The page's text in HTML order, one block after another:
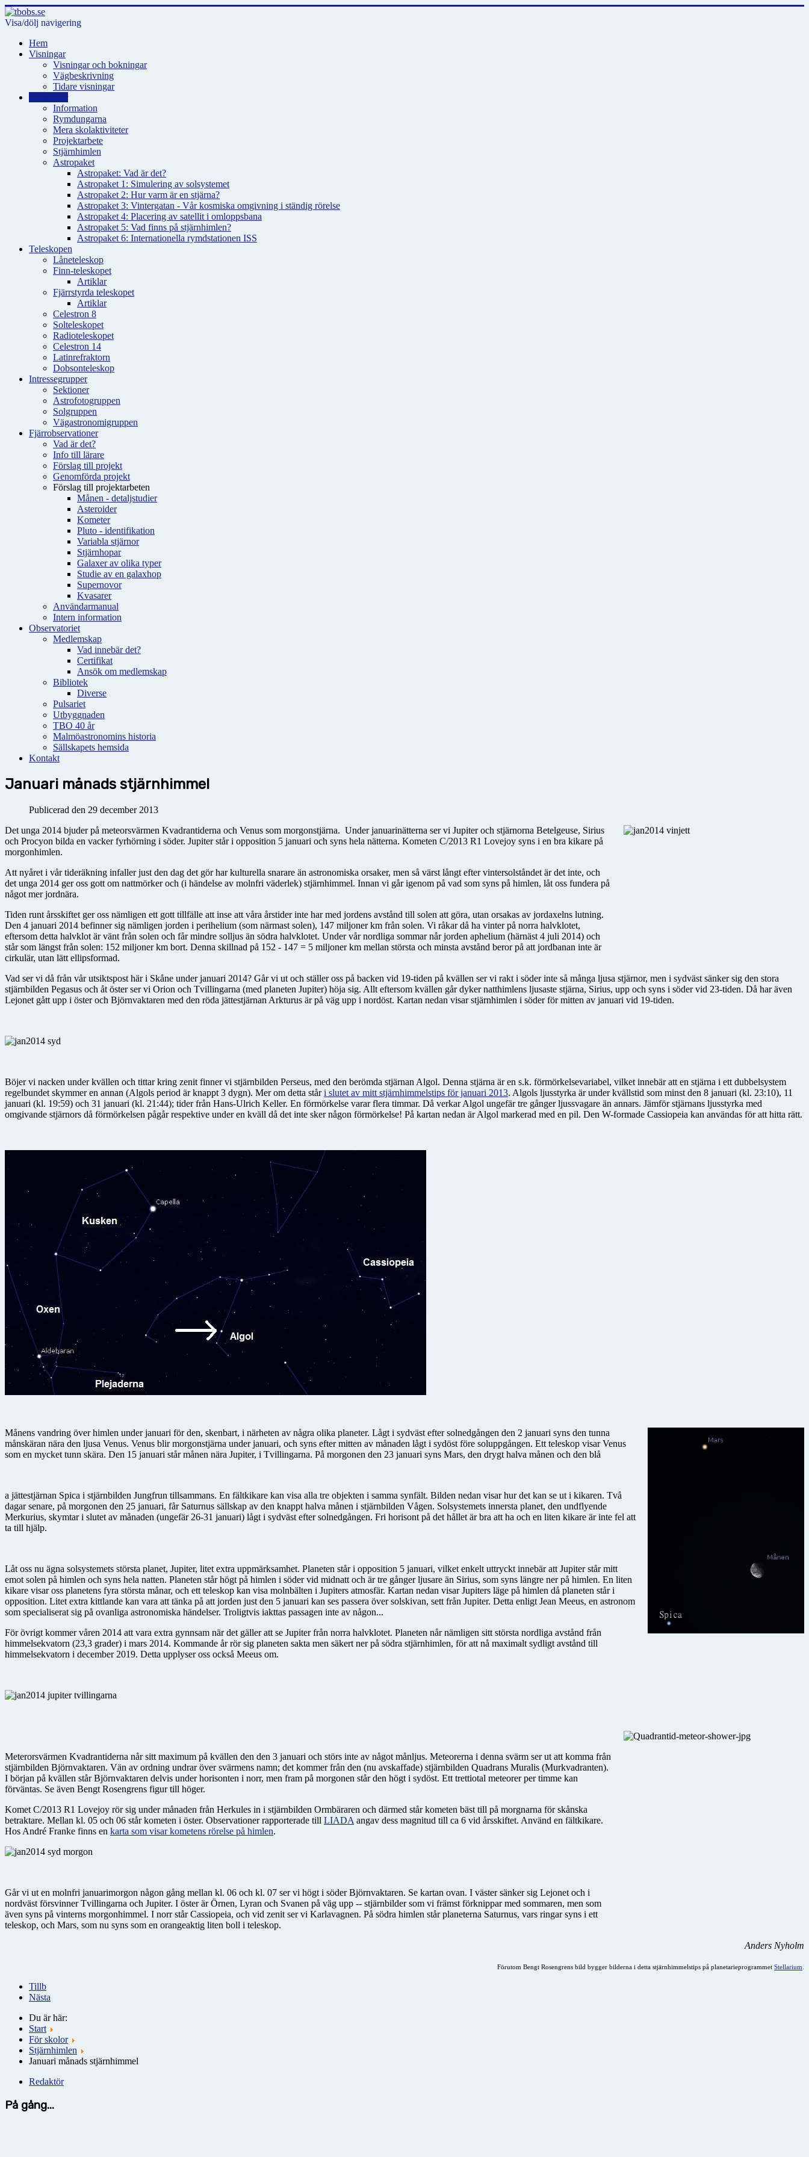
Visa/dölj navigering
Hem
Visningar
Visningar och bokningar
Vägbeskrivning
Tidare visningar
Information
Rymdungarna
Mera skolaktiviteter
Projektarbete
Stjärnhimlen
Astropaket
Astropaket: Vad är det?
Astropaket 1: Simulering av solsystemet
Astropaket 2: Hur varm är en stjärna?
Astropaket 3: Vintergatan - Vår kosmiska omgivning i ständig rörelse
Astropaket 4: Placering av satellit i omloppsbana
Astropaket 5: Vad finns på stjärnhimlen?
Astropaket 6: Internationella rymdstationen ISS
Teleskopen
Låneteleskop
Finn-teleskopet
Artiklar
Fjärrstyrda teleskopet
Artiklar
Celestron 8
Solteleskopet
Radioteleskopet
Celestron 14
Latinrefraktorn
Dobsonteleskop
Intressegrupper
Sektioner
Astrofotogruppen
Solgruppen
Vägastronomigruppen
Fjärrobservationer
Vad är det?
Info till lärare
Förslag till projekt
Genomförda projekt
Förslag till projektarbeten
Månen - detaljstudier
Asteroider
Kometer
Pluto - identifikation
Variabla stjärnor
Stjärnhopar
Galaxer av olika typer
Studie av en galaxhop
Supernovor
Kvasarer
Användarmanual
Intern information
Observatoriet
Medlemskap
Vad innebär det?
Certifikat
Ansök om medlemskap
Bibliotek
Diverse
Pulsariet
Utbyggnaden
TBO 40 år
Malmöastronomins historia
Sällskapets hemsida
Kontakt
Januari månads stjärnhimmel
Publicerad den 29 december 2013
Det unga 2014 bjuder på meteorsvärmen Kvadrantiderna och Venus som morgonstjärna. Under januarinätterna ser vi Jupiter och stjärnorna Betelgeuse, Sirius
och Procyon bilda en vacker fyrhörning i söder. Jupiter står i opposition 5 januari och syns hela nätterna. Kometen C/2013 R1 Lovejoy syns i en bra kikare på
morgonhimlen.
Att nyåret i vår tideräkning infaller just den dag det gör har kulturella snarare än astronomiska orsaker, men så värst långt efter vintersolståndet är det inte, och
det unga 2014 ger oss gott om nattmörker och (i händelse av molnfri väderlek) stjärnhimmel. Innan vi går igenom på vad som syns på himlen, låt oss fundera på
något mer jordnära.
Tiden runt årsskiftet ger oss nämligen ett gott tillfälle att inse att våra årstider inte har med jordens avstånd till solen att göra, utan orsakas av jordaxelns lutning.
Den 4 januari 2014 befinner sig nämligen jorden i perihelium (som närmast solen), 147 miljoner km från solen. Vi råkar då ha vinter på norra halvklotet,
eftersom detta halvklot är vänt från solen och får mindre solljus än södra halvklotet. Under vår nordliga sommar når jorden aphelium (härnäst 4 juli 2014) och
står som längst från solen: 152 miljoner km bort. Denna skillnad på 152 - 147 = 5 miljoner km mellan största och minsta avstånd beror på att jordbanan inte är
cirkulär, utan lätt ellipsformad.
Vad ser vi då från vår utsiktspost här i Skåne under januari 2014? Går vi ut och ställer oss på backen vid 19-tiden på kvällen ser vi rakt i söder inte så många ljusa stjärnor, men i sydväst sänker sig den stora
stjärnbilden Pegasus och åt öster ser vi Orion och Tvillingarna (med planeten Jupiter) höja sig. Allt eftersom kvällen går dyker natthimlens ljusaste stjärna, Sirius, upp och syns i söder vid 23-tiden. Då har även
Lejonet gått upp i öster och Björnvaktaren med den röda jättestjärnan Arkturus är på väg upp i nordöst. Kartan nedan visar stjärnhimlen i söder för mitten av januari vid 19-tiden.
Böjer vi nacken under kvällen och tittar kring zenit finner vi stjärnbilden Perseus, med den berömda stjärnan Algol. Denna stjärna är en s.k. förmörkelsevariabel, vilket innebär att en stjärna i ett dubbelsystem
regelbundet skymmer en annan (Algols period är knappt 3 dygn). Mer om detta ståri slutet av mitt stjärnhimmelstips för januari 2013. Algols ljusstyrka är under kvällstid som minst den 8 januari (kl. 23:10), 11
januari (kl. 19:59) och 31 januari (kl. 21:44); tider från Hans-Ulrich Keller. En förmörkelse varar flera timmar. Då verkar Algol ungefär tre gånger ljussvagare än annars. Jämför stjärnans ljusstyrka med
omgivande stjärnors då förmörkelsen pågår respektive under en kväll då det inte sker någon förmörkelse! På kartan nedan är Algol markerad med en pil. Den W-formade Cassiopeia kan användas för att hitta rätt.
Månens vandring över himlen under januari för den, skenbart, i närheten av några olika planeter. Lågt i sydväst efter solnedgången den 2 januari syns den tunna
månskäran nära den ljusa Venus. Venus blir morgonstjärna under januari, och syns efter mitten av månaden lågt i sydöst före soluppgången. Ett teleskop visar Venus
som en mycket tunn skära. Den 15 januari står månen nära Jupiter, i Tvillingarna. På morgonen den 23 januari syns Mars, den drygt halva månen och den blå
a jättestjärnan Spica i stjärnbilden Jungfrun tillsammans. En fältkikare kan visa alla tre objekten i samma synfält. Bilden nedan visar hur det kan se ut i kikaren. Två
dagar senare, på morgonen den 25 januari, får Saturnus sällskap av den knappt halva månen i stjärnbilden Vågen. Solsystemets innersta planet, den undflyende
Merkurius, skymtar i slutet av månaden (ungefär 26-31 januari) lågt i sydväst efter solnedgången. Fri horisont på det hållet är bra att ha och en liten kikare är inte fel att
ta till hjälp.
Låt oss nu ägna solsystemets största planet, Jupiter, litet extra uppmärksamhet. Planeten står i opposition 5 januari, vilket enkelt uttryckt innebär att Jupiter står mitt
emot solen på himlen och syns hela natten. Planeten står högt på himlen i söder vid midnatt och är tre gånger ljusare än Sirius, som syns längre ner på himlen. En liten
kikare visar oss planetens fyra största månar, och ett teleskop kan visa molnbälten i Jupiters atmosfär. Kartan nedan visar Jupiters läge på himlen då planeten står i
opposition. Litet extra kittlande kan vara att tänka på att jorden just den 5 januari kan ses passera över solskivan, sett från Jupiter. Detta enligt Jean Meeus, en astronom
som specialiserat sig på ovanliga astronomiska händelser. Troligtvis iakttas passagen inte av någon...
För övrigt kommer våren 2014 att vara extra gynnsam när det gäller att se Jupiter från norra halvklotet. Planeten når nämligen sitt största nordliga avstånd från
himmelsekvatorn (23,3 grader) i mars 2014. Kommande år rör sig planeten sakta men säkert ner på södra stjärnhimlen, för att nå maximalt sydligt avstånd till
himmelsekvatorn i december 2019. Detta upplyser oss också Meeus om.
Meterorsvärmen Kvadrantiderna når sitt maximum på kvällen den den 3 januari och störs inte av något månljus. Meteorerna i denna svärm ser ut att komma från
stjärnbilden Björnvaktaren. Vän av ordning undrar över svärmens namn; det kommer från den (nu avskaffade) stjärnbilden Quadrans Muralis (Murkvadranten).
I början på kvällen står Björnvaktaren delvis under horisonten i norr, men fram på morgonen står den högt i sydöst. Ett trettiotal meteorer per timme kan
förväntas. Se även Bengt Rosengrens figur till höger.
Komet C/2013 R1 Lovejoy rör sig under månaden från Herkules in i stjärnbilden Ormbäraren och därmed står kometen bäst till på morgnarna för skånska
betraktare. Mellan kl. 05 och 06 står kometen i öster. Observationer rapporterade till LIADA angav dess magnitud till ca 6 vid årsskiftet. Använd en fältkikare.
Hos André Franke finns en karta som visar kometens rörelse på himlen.
Går vi ut en molnfri januarimorgon någon gång mellan kl. 06 och kl. 07 ser vi högt i söder Björnvaktaren. Se kartan ovan. I väster sänker sig Lejonet och i
nordväst försvinner Tvillingarna och Jupiter. I öster är Örnen, Lyran och Svanen på väg upp -- stjärnbilder som vi främst förknippar med sommaren, men som
även syns på vinterns morgonhimmel. I norr står Cassiopeia, och vid zenit ser vi Karlavagnen. På södra himlen står planeterna Saturnus, vars ringar syns i ett
teleskop, och Mars, som nu syns som en orangeaktig liten boll i teleskop.
Anders Nyholm
Förutom Bengt Rosengrens bild bygger bilderna i detta stjärnhimmelstips på planetarieprogrammet Stellarium
Tillb
Nästa
Du är här:
Start
För skolor
Stjärnhimlen
Januari månads stjärnhimmel
Redaktör
På gång...